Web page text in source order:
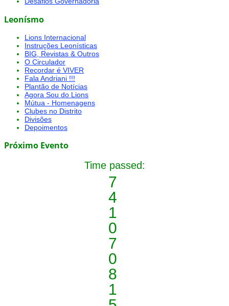
Leonísmo
Lions Internacional
Instruções Leonísticas
BIG, Revistas & Outros
O Circulador
Recordar é VIVER
Fala Andriani !!!
Plantão de Notícias
Agora Sou do Lions
Mútua - Homenagens
Clubes no Distrito
Divisões
Depoimentos
Próximo Evento
Time passed:
7
4
1
0
7
0
8
1